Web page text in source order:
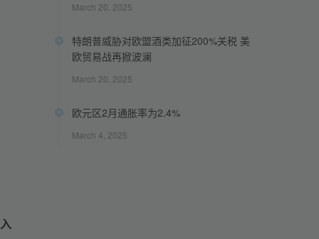
March 20, 2025
特朗普威胁对欧盟酒类加征200%关税 美
欧贸易战再掀波澜
March 20, 2025
欧元区2月通胀率为2.4%
March 4, 2025